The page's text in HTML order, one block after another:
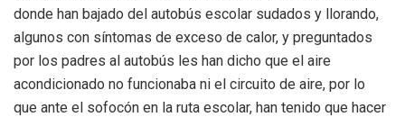
donde han bajado del autobús escolar sudados y llorando,
algunos con síntomas de exceso de calor, y preguntados
por los padres al autobús les han dicho que el aire
acondicionado no funcionaba ni el circuito de aire, por lo
que ante el sofocón en la ruta escolar, han tenido que hacer